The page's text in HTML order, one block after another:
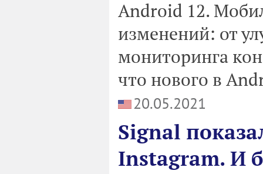
Android 12.
изменений: от
мониторинга
что нового в
20.05.2021
Signal
Instagram. И